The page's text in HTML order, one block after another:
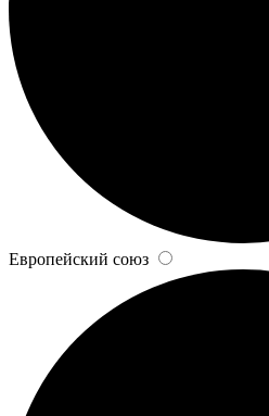
Европейский союз